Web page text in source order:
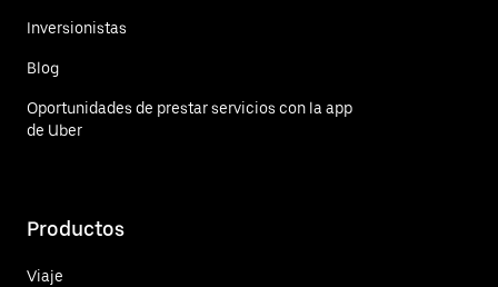
Inversionistas
Blog
Oportunidades de prestar servicios con la app
de Uber
Productos
Viaje